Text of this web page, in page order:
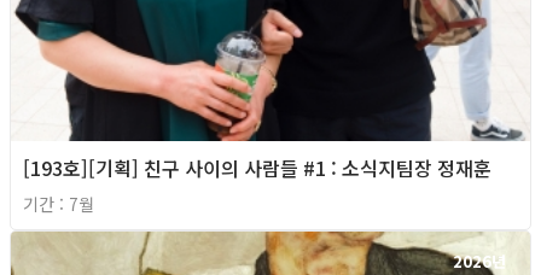
[193호][기획] 친구 사이의 사람들 #1 : 소식지팀장 정재훈
기간 : 7월
2026년